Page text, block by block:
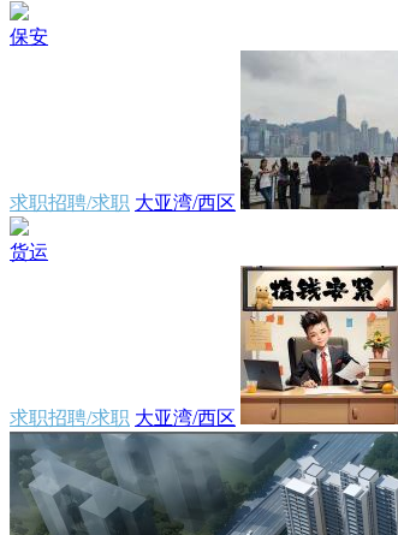
保安
求职招聘/求职 大亚湾/西区
货运
求职招聘/求职 大亚湾/西区